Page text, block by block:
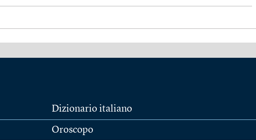
Dizionario italiano
Oroscopo